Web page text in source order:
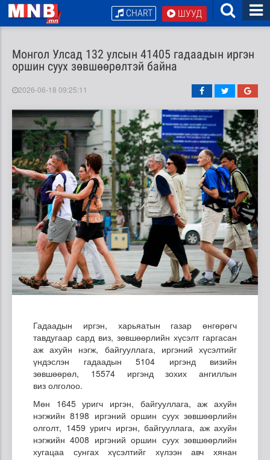
ШУУД
CHART
Монгол Улсад 132 улсын 41405 гадаадын иргэн
оршин суух зөвшөөрөлтэй байна
2026-06-18 09:25:11
Гадаадын иргэн, харьяатын газар өнгөрөгч
тавдугаар сард виз, зөвшөөрлийн хүсэлт гаргасан
аж ахуйн нэгж, байгууллага, иргэний хүсэлтийг
үндэслэн гадаадын 5104 иргэнд визийн
зөвшөөрөл, 15574 иргэнд зохих ангиллын
виз олголоо.
Мөн 1645 уригч иргэн, байгууллага, аж ахуйн
нэгжийн 8198 иргэний оршин суух зөвшөөрлийн
олголт, 1459 уригч иргэн, байгууллага, аж ахуйн
нэгжийн 4008 иргэний оршин суух зөвшөөрлийн
хугацаа сунгах хүсэлтийг хүлээн авч хянан